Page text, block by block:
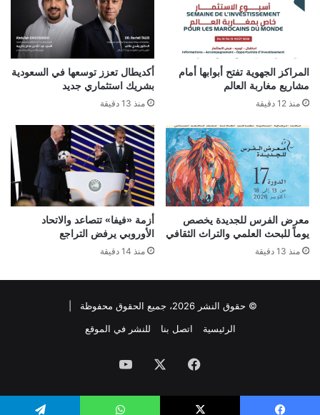
المراكز الجهوية تفتح أبوابها أمام
مشاريع مغاربة العالم
منذ 12 دقيقة
أكديطال تعزز توسعها في السعودية
بشريك استثماري جديد
منذ 13 دقيقة
معرض الفرس للجديدة يخصص
يوماً للبحث العلمي والتراث الثقافي
منذ 13 دقيقة
أزمة «فيفا» تتصاعد والاتحاد
الأوروبي يرفض التراجع
منذ 14 دقيقة
© حقوق النشر 2026، جميع الحقوق محفوظة |
الرئيسية
اتصل بنا للنشر في الموقع
فيسبوك